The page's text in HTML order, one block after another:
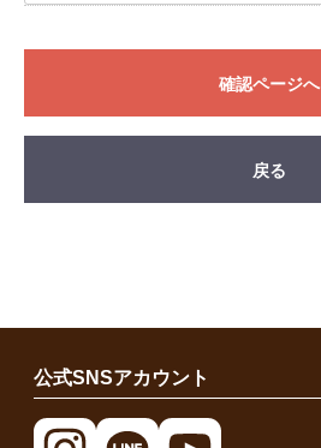
確認ページへ
戻る
公式SNSアカウント